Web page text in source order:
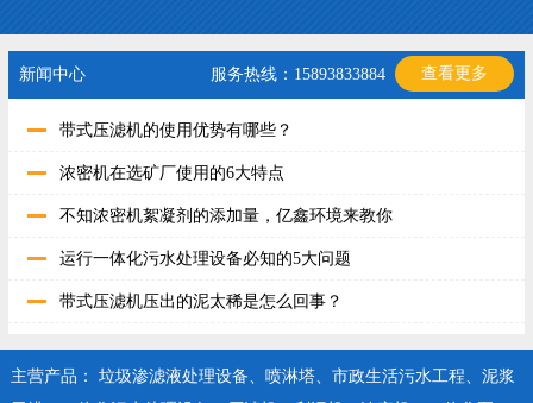
新闻中心 查看更多
服务热线：15893833884
带式压滤机的使用优势有哪些？
浓密机在选矿厂使用的6大特点
不知浓密机絮凝剂的添加量，亿鑫环境来教你
运行一体化污水处理设备必知的5大问题
带式压滤机压出的泥太稀是怎么回事？
主营产品： 垃圾渗滤液处理设备、 喷淋塔、 市政生活污水工程、 泥浆